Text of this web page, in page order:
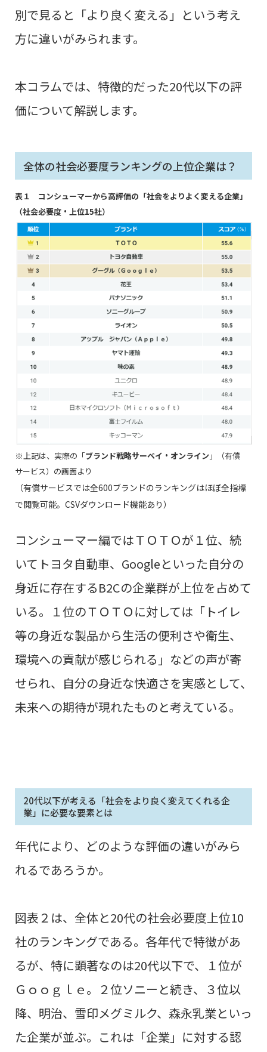
別で見ると「より良く変える」という考え
方に違いがみられます。
本コラムでは、 特徴的だった20代以下の評
価について解説します。
全体の社会必要度ランキングの上位企業は？
表１ コンシューマーから高評価の「社会をよりよく変える企業」
（社会必要度・上位15社）
※上記は、実際の「ブランド戦略サーベイ・オンライン 」（有償
サービス）の画面より
（有償サービスでは全600ブランドのランキングはほぼ全指標
で閲覧可能。CSVダウンロード機能あり）
コンシューマー編ではＴＯＴＯが１位、続
いてトヨタ自動車、 Googleといった自分の
身近に存在するB2Cの企業群が上位を占めて
いる。
１位のＴＯＴＯに対しては「トイレ
等の身近な製品から生活の便利さや衛生、
環境への貢献が感じられる」などの声が寄
せられ、自分の身近な快適さを実感として、
未来への期待が現れたものと考えている。
20代以下が考える「社会をより良く変えてくれる企
業」に必要な要素とは
年代により、どのような評価の違いがみら
れるであろうか。
図表２は、全体と20代の社会必要度上位10
社のランキングである。各年代で特徴があ
るが、特に顕著なのは20代以下で、１位が
Ｇｏｏｇｌｅ。２位ソニーと続き、３位以
降、明治、雪印メグミルク、森永乳業といっ
た企業が並ぶ。これは「企業」に対する認